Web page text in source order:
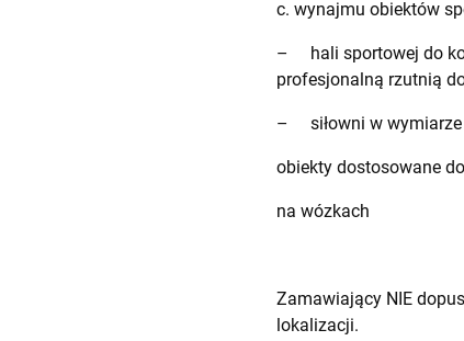
c. wynajmu obiektów
– hali sportowej do
profesjonalną rzutnią
– siłowni w wymiarze
obiekty dostosowane
na wózkach
Zamawiający NIE
lokalizacji.